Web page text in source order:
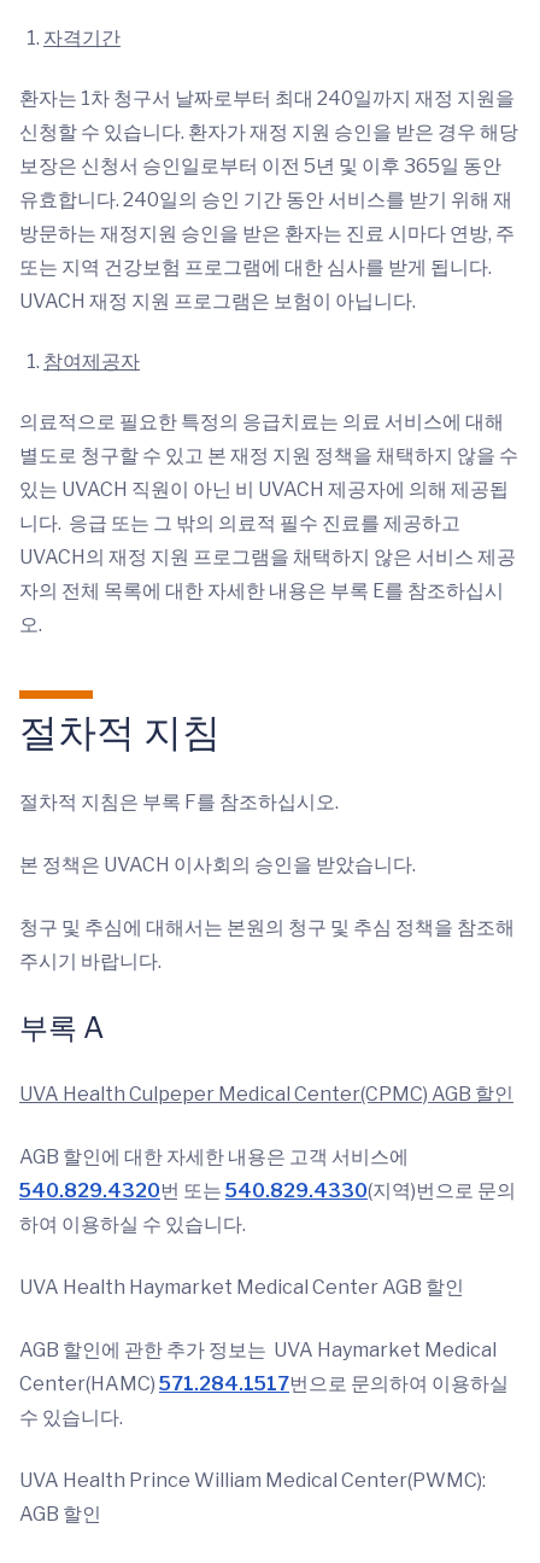
자격기간
환자는 1차 청구서 날짜로부터 최대 240일까지 재정 지원을
신청할 수 있습니다. 환자가 재정 지원 승인을 받은 경우 해당
보장은 신청서 승인일로부터 이전 5년 및 이후 365일 동안
유효합니다. 240일의 승인 기간 동안 서비스를 받기 위해 재
방문하는 재정지원 승인을 받은 환자는 진료 시마다 연방, 주
또는 지역 건강보험 프로그램에 대한 심사를 받게 됩니다.
UVACH 재정 지원 프로그램은 보험이 아닙니다.
참여제공자
의료적으로 필요한 특정의 응급치료는 의료 서비스에 대해
별도로 청구할 수 있고 본 재정 지원 정책을 채택하지 않을 수
있는 UVACH 직원이 아닌 비 UVACH 제공자에 의해 제공됩
니다. 응급 또는 그 밖의 의료적 필수 진료를 제공하고
UVACH의 재정 지원 프로그램을 채택하지 않은 서비스 제공
자의 전체 목록에 대한 자세한 내용은 부록 E를 참조하십시
오.
절차적 지침
절차적 지침은 부록 F를 참조하십시오.
본 정책은 UVACH 이사회의 승인을 받았습니다.
청구 및 추심에 대해서는 본원의 청구 및 추심 정책을 참조해
주시기 바랍니다.
부록 A
UVA Health Culpeper Medical Center(CPMC) AGB 할인
AGB 할인에 대한 자세한 내용은 고객 서비스에
540.829.4320번 또는 540.829.4330(지역)번으로 문의
하여 이용하실 수 있습니다.
UVA Health Haymarket Medical Center AGB 할인
AGB 할인에 관한 추가 정보는 UVA Haymarket Medical
Center(HAMC) 571.284.1517번으로 문의하여 이용하실
수 있습니다.
UVA Health Prince William Medical Center(PWMC):
AGB 할인